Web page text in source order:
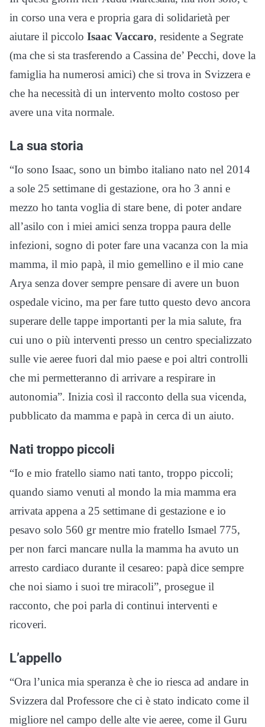
in corso una vera e propria gara di solidarietà per
aiutare il piccolo Isaac Vaccaro, residente a Segrate
(ma che si sta trasferendo a Cassina de’ Pecchi, dove la
famiglia ha numerosi amici) che si trova in Svizzera e
che ha necessità di un intervento molto costoso per
avere una vita normale.
La sua storia
“Io sono Isaac, sono un bimbo italiano nato nel 2014
a sole 25 settimane di gestazione, ora ho 3 anni e
mezzo ho tanta voglia di stare bene, di poter andare
all’asilo con i miei amici senza troppa paura delle
infezioni, sogno di poter fare una vacanza con la mia
mamma, il mio papà, il mio gemellino e il mio cane
Arya senza dover sempre pensare di avere un buon
ospedale vicino, ma per fare tutto questo devo ancora
superare delle tappe importanti per la mia salute, fra
cui uno o più interventi presso un centro specializzato
sulle vie aeree fuori dal mio paese e poi altri controlli
che mi permetteranno di arrivare a respirare in
autonomia”. Inizia così il racconto della sua vicenda,
pubblicato da mamma e papà in cerca di un aiuto.
Nati troppo piccoli
“Io e mio fratello siamo nati tanto, troppo piccoli;
quando siamo venuti al mondo la mia mamma era
arrivata appena a 25 settimane di gestazione e io
pesavo solo 560 gr mentre mio fratello Ismael 775,
per non farci mancare nulla la mamma ha avuto un
arresto cardiaco durante il cesareo: papà dice sempre
che noi siamo i suoi tre miracoli”, prosegue il
racconto, che poi parla di continui interventi e
ricoveri.
L’appello
“Ora l’unica mia speranza è che io riesca ad andare in
Svizzera dal Professore che ci è stato indicato come il
migliore nel campo delle alte vie aeree, come il Guru